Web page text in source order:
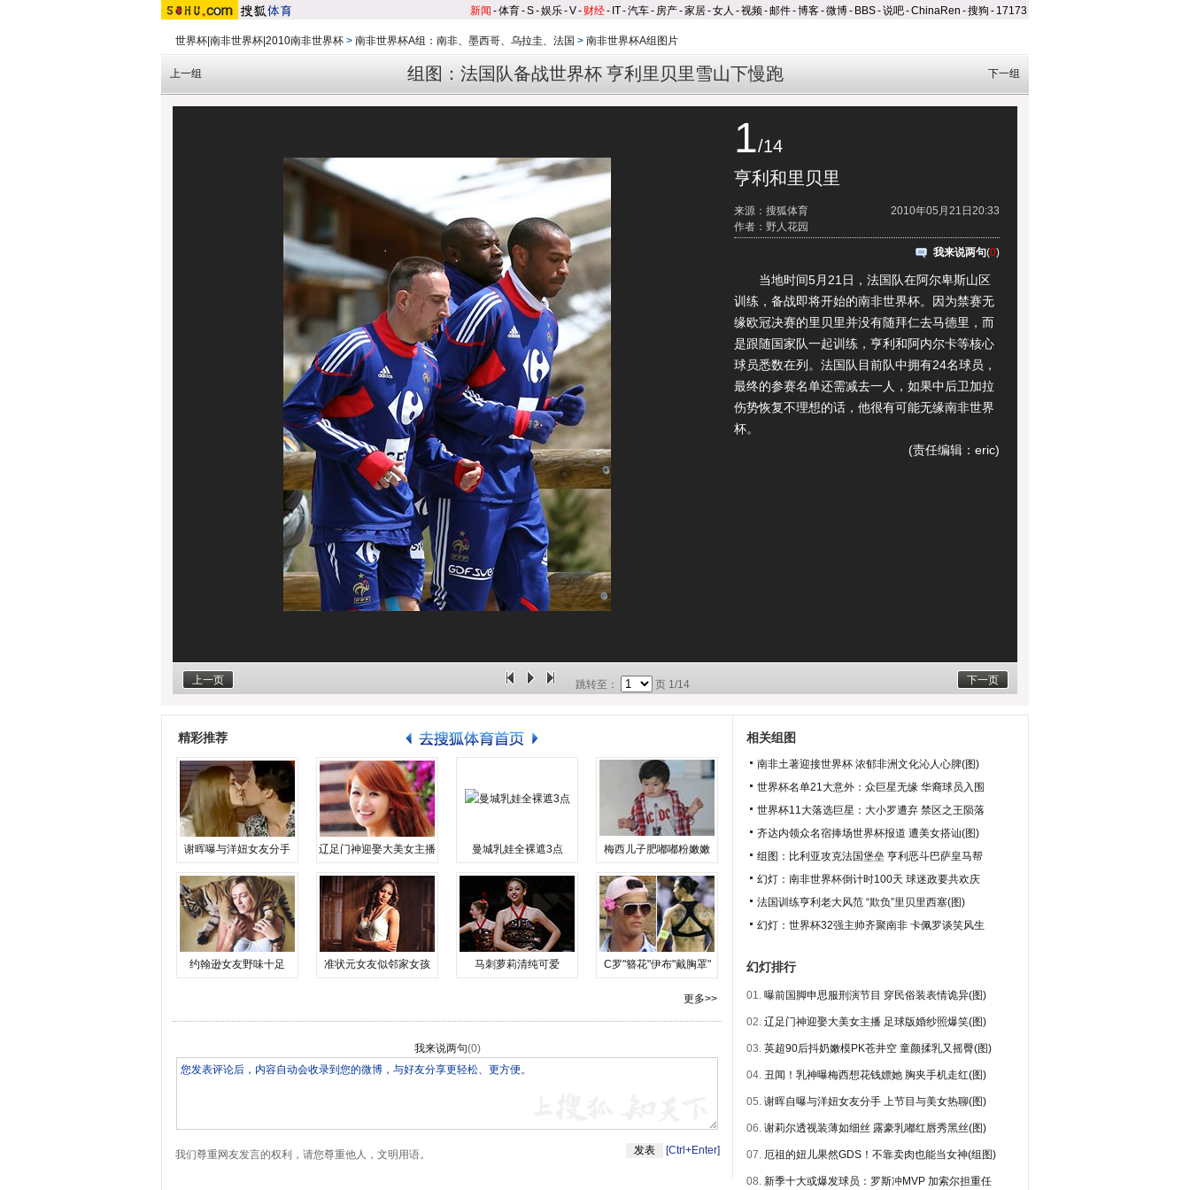
新闻 -体育-S-娱乐-V- 财经- IT-汽车- 房产-家居-女人 -视频-邮件-博客-微博- BBS-说吧-ChinaRen -搜狗 - 17173
世界杯|南非世界杯|2010南非世界杯 > 南非世界杯A组：南非、墨西哥、乌拉圭、法国 > 南非世界杯A组图片
组图：法国队备战世界杯 亨利里贝里雪山下慢跑
上一组 下一组
1/14
亨利和里贝里
2010年05月21日20:33
来源：搜狐体育
作者：野人花园
我来说两句(0)
当地时间5月21日，法国队在阿尔卑斯山区
训练，备战即将开始的南非世界杯。因为禁赛无
缘欧冠决赛的里贝里并没有随拜仁去马德里，而
是跟随国家队一起训练，亨利和阿内尔卡等核心
球员悉数在列。法国队目前队中拥有24名球员，
最终的参赛名单还需减去一人，如果中后卫加拉
伤势恢复不理想的话，他很有可能无缘南非世界
杯。
(责任编辑：eric)
上一页 下一页
跳转至： 页 1/14
精彩推荐
谢晖曝与洋妞女友分手 辽足门神迎娶大美女主播 曼城乳娃全裸遮3点 梅西儿子肥嘟嘟粉嫩嫩
约翰逊女友野味十足 准状元女友似邻家女孩 马刺萝莉清纯可爱 C罗"簪花"伊布"戴胸罩"
更多>>
我来说两句(0)
我们尊重网友发言的权利，请您尊重他人，文明用语。 [Ctrl+Enter]
相关组图
南非土著迎接世界杯 浓郁非洲文化沁人心脾(图)
世界杯名单21大意外：众巨星无缘 华裔球员入围
世界杯11大落选巨星：大小罗遭弃 禁区之王陨落
齐达内领众名宿捧场世界杯报道 遭美女搭讪(图)
组图：比利亚攻克法国堡垒 亨利恶斗巴萨皇马帮
幻灯：南非世界杯倒计时100天 球迷政要共欢庆
法国训练亨利老大风范 “欺负”里贝里西塞(图)
幻灯：世界杯32强主帅齐聚南非 卡佩罗谈笑风生
幻灯排行
01. 曝前国脚申思服刑演节目 穿民俗装表情诡异(图)
02. 辽足门神迎娶大美女主播 足球版婚纱照爆笑(图)
03. 英超90后抖奶嫩模PK苍井空 童颜揉乳又摇臀(图)
04. 丑闻！乳神曝梅西想花钱嫖她 胸夹手机走红(图)
05. 谢晖自曝与洋妞女友分手 上节目与美女热聊(图)
06. 谢莉尔透视装薄如细丝 露豪乳嘟红唇秀黑丝(图)
07. 厄祖的妞儿果然GDS！不靠卖肉也能当女神(组图)
08. 新季十大或爆发球员：罗斯冲MVP 加索尔担重任